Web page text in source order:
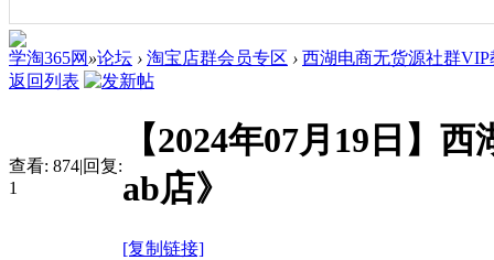
学淘365网 »论坛 › 淘宝店群会员专区 › 西湖电商无货源社群VIP
返回列表
查看: 874|回复:
1
【2024年07月19日】
ab店》
[复制链接]